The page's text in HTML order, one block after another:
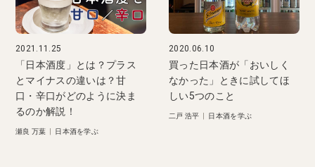
2021.11.25
「日本酒度」とは？プラス
とマイナスの違いは？甘
口・辛口がどのように決ま
るのか解説！
瀬良 万葉 日本酒を学ぶ
2020.06.10
買った日本酒が「おいしく
なかった」ときに試してほ
しい5つのこと
二戸 浩平 日本酒を学ぶ